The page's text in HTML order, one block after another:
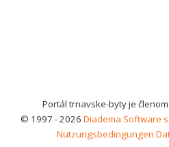
Portál trnavske-byty je
© 1997 - 2026 Diadema Software
Nutzungsbedingungen